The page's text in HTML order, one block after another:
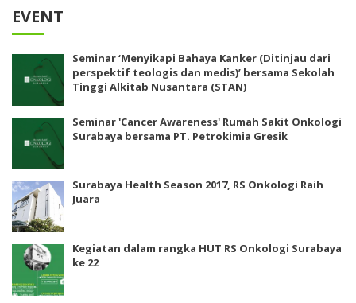
EVENT
Seminar ‘Menyikapi Bahaya Kanker (Ditinjau dari
perspektif teologis dan medis)’ bersama Sekolah
Tinggi Alkitab Nusantara (STAN)
Seminar 'Cancer Awareness' Rumah Sakit Onkologi
Surabaya bersama PT. Petrokimia Gresik
Surabaya Health Season 2017, RS Onkologi Raih
Juara
Kegiatan dalam rangka HUT RS Onkologi Surabaya
ke 22